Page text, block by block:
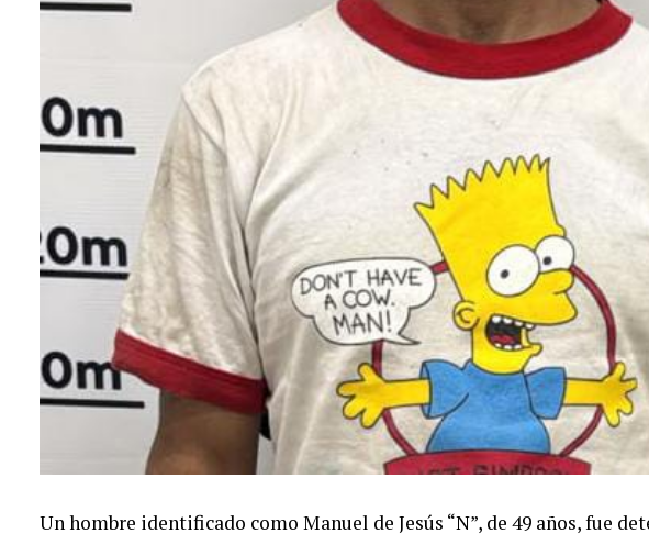
Un hombre identificado como Manuel de Jesús “N”, de 49 años, fue